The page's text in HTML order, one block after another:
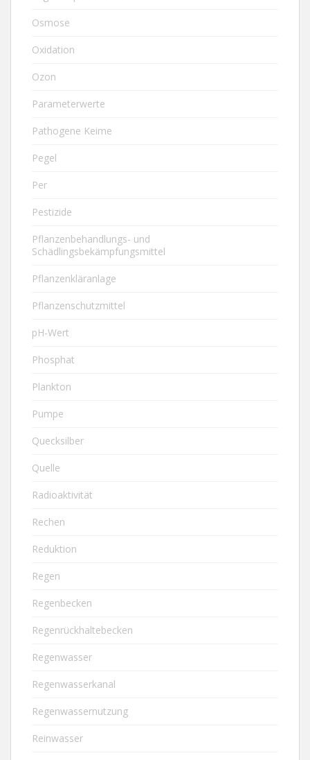
Osmose
Oxidation
Ozon
Parameterwerte
Pathogene Keime
Pegel
Per
Pestizide
Pflanzenbehandlungs- und
Schädlingsbekämpfungsmittel
Pflanzenkläranlage
Pflanzenschutzmittel
pH-Wert
Phosphat
Plankton
Pumpe
Quecksilber
Quelle
Radioaktivität
Rechen
Reduktion
Regen
Regenbecken
Regenrückhaltebecken
Regenwasser
Regenwasserkanal
Regenwassernutzung
Reinwasser